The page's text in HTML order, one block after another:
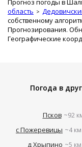
Прогноз погоды в
область
собственному
Прогнозирования.
Географические
Погода в
Псков ~92
с Пожеревицы ~4 км
д Хрыпино ~5 км